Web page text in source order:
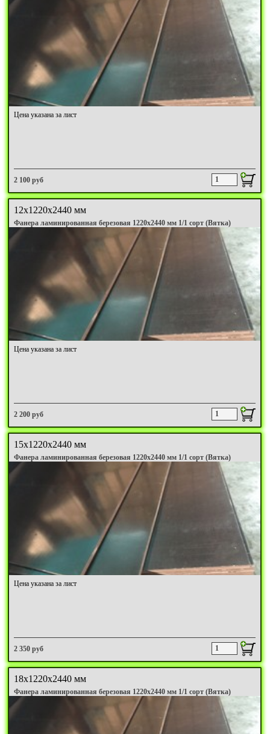
Цена указана за лист
2 100 руб
12х1220х2440 мм
Фанера ламинированная березовая 1220х2440 мм 1/1 сорт (Вятка)
Цена указана за лист
2 200 руб
15х1220х2440 мм
Фанера ламинированная березовая 1220х2440 мм 1/1 сорт (Вятка)
Цена указана за лист
2 350 руб
18х1220х2440 мм
Фанера ламинированная березовая 1220х2440 мм 1/1 сорт (Вятка)